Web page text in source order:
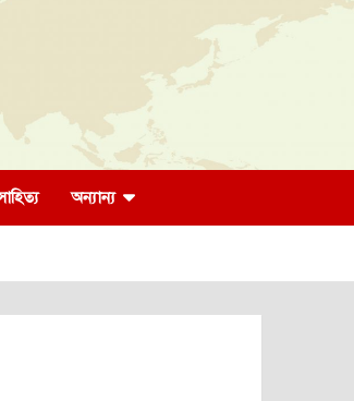
অন্যান্য